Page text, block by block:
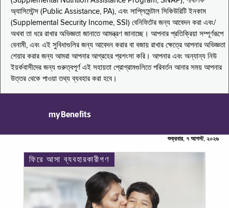
অ্যাসিস্টেন্স (Public Assistance, PA), এবং সাপ্লিমেন্টাল সিকিউরিটি ইনকাম
(Supplemental Security Income, SSI) বেনিফিটের জন্য আবেদন করা এবং/
অথবা তা ধরে রাখার অভিজ্ঞতা জানাতে আমন্ত্রণ জানাচ্ছে। আপনার প্রতিক্রিয়া সম্পূর্ণরূপে
বেনামী, এবং এই সুবিধাগুলির জন্য আবেদন করার বা বজায় রাখার ক্ষেত্রে আপনার অভিজ্ঞতা
শেয়ার করার জন্য আমরা আপনার আগ্রহের প্রশংসা করি। আপনার এবং অন্যান্য নিউ
ইয়র্কবাসীদের জন্য গুরুত্বপূর্ণ এই সহায়তা প্রোগ্রামগুলিতে পরিবর্তন আনার সময় আপনার
উত্তর থেকে পাওয়া তথ্য ব্যবহার করা হবে।
myBenefits
শুক্রবার, ৭ আগস্ট, ২০২৬
ফিরে আসা ব্যবহারকারীগণ